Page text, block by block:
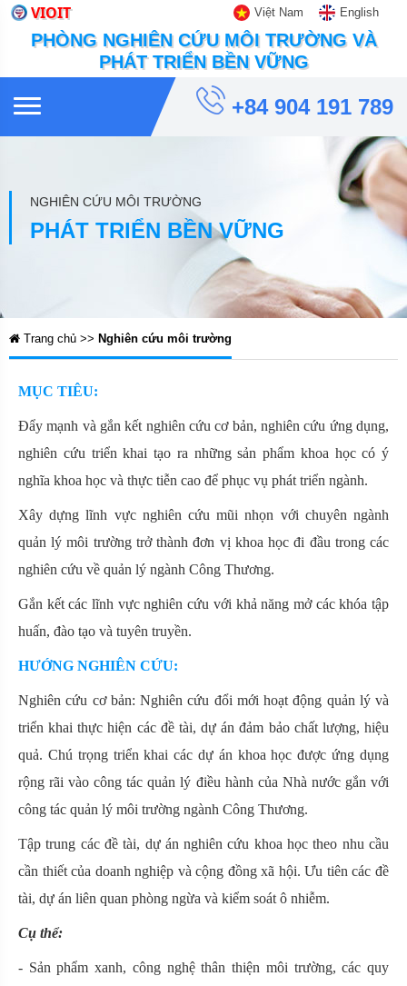
VIOIT Việt Nam English
PHÒNG NGHIÊN CỨU MÔI TRƯỜNG VÀ
PHÁT TRIỂN BỀN VỮNG
+84 904 191 789
NGHIÊN CỨU MÔI TRƯỜNG
PHÁT TRIỂN BỀN VỮNG
Trang chủ >> Nghiên cứu môi trường
MỤC TIÊU:
Đẩy mạnh và gắn kết nghiên cứu cơ bản, nghiên cứu ứng dụng,
nghiên cứu triển khai tạo ra những sản phẩm khoa học có ý
nghĩa khoa học và thực tiễn cao để phục vụ phát triển ngành.
Xây dựng lĩnh vực nghiên cứu mũi nhọn với chuyên ngành
quản lý môi trường trở thành đơn vị khoa học đi đầu trong các
nghiên cứu về quản lý ngành Công Thương.
Gắn kết các lĩnh vực nghiên cứu với khả năng mở các khóa tập
huấn, đào tạo và tuyên truyền.
HƯỚNG NGHIÊN CỨU:
Nghiên cứu cơ bản: Nghiên cứu đổi mới hoạt động quản lý và
triển khai thực hiện các đề tài, dự án đảm bảo chất lượng, hiệu
quả. Chú trọng triển khai các dự án khoa học được ứng dụng
rộng rãi vào công tác quản lý điều hành của Nhà nước gắn với
công tác quản lý môi trường ngành Công Thương.
Tập trung các đề tài, dự án nghiên cứu khoa học theo nhu cầu
cần thiết của doanh nghiệp và cộng đồng xã hội. Ưu tiên các đề
tài, dự án liên quan phòng ngừa và kiểm soát ô nhiễm.
Cụ thể:
- Sản phẩm xanh, công nghệ thân thiện môi trường, các quy